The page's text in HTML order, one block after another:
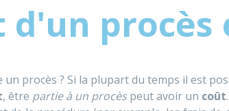
d'un procès
un procès ? Si la plupart du temps il est
, être partie à un procèspeut avoir un coût